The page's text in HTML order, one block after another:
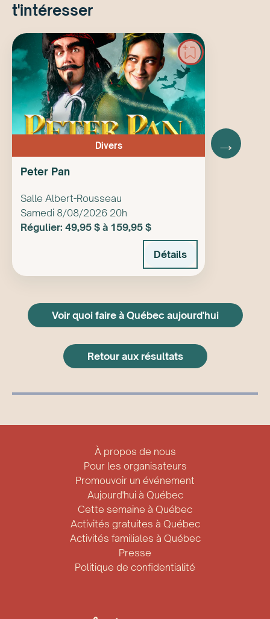
t'intéresser
Divers
Peter Pan
Salle Albert-Rousseau
Samedi 8/08/2026 20h
Régulier: 49,95 $ à 159,95 $
Détails
→
Voir quoi faire à Québec aujourd'hui
Retour aux résultats
À propos de nous
Pour les organisateurs
Promouvoir un événement
Aujourd'hui à Québec
Cette semaine à Québec
Activités gratuites à Québec
Activités familiales à Québec
Presse
Politique de confidentialité